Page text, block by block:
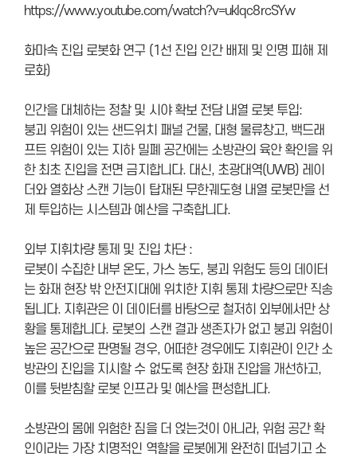
https://www.youtube.com/watch?v=uklqc8rcSYw
화마속 진입 로봇화 연구 (1선 진입 인간 배제 및 인명 피해 제
로화)
인간을 대체하는 정찰 및 시야 확보 전담 내열 로봇 투입:
붕괴 위험이 있는 샌드위치 패널 건물, 대형 물류창고, 백드래
프트 위험이 있는 지하 밀폐 공간에는 소방관의 육안 확인을 위
한 최초 진입을 전면 금지합니다. 대신, 초광대역(UWB) 레이
더와 열화상 스캔 기능이 탑재된 무한궤도형 내열 로봇만을 선
제 투입하는 시스템과 예산을 구축합니다.
외부 지휘차량 통제 및 진입 차단 :
로봇이 수집한 내부 온도, 가스 농도, 붕괴 위험도 등의 데이터
는 화재 현장 밖 안전지대에 위치한 지휘 통제 차량으로만 직송
됩니다. 지휘관은 이 데이터를 바탕으로 철저히 외부에서만 상
황을 통제합니다. 로봇의 스캔 결과 생존자가 없고 붕괴 위험이
높은 공간으로 판명될 경우, 어떠한 경우에도 지휘관이 인간 소
방관의 진입을 지시할 수 없도록 현장 화재 진압을 개선하고,
이를 뒷받침할 로봇 인프라 및 예산을 편성합니다.
소방관의 몸에 위험한 짐을 더 얹는것이 아니라, 위험 공간 확
인이라는 가장 치명적인 역할을 로봇에게 완전히 떠넘기고 소